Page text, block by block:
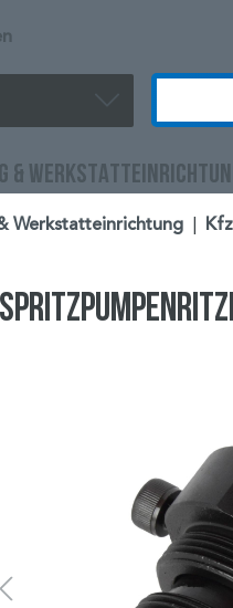
&
Werkstatteinrichtung